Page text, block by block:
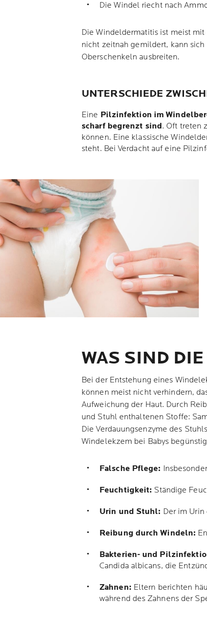
Die Windel riecht nach
Die Windeldermatitis ist meist
nicht zeitnah gemildert, kann
Oberschenkeln ausbreiten.
UNTERSCHIEDE
Eine Pilzinfektion im
scharf begrenzt sind. Oft treten
können. Eine klassische
steht. Bei Verdacht auf eine
WAS SIND
Bei der Entstehung eines
können meist nicht verhindern,
Aufweichung der Haut. Durch
und Stuhl enthaltenen Stoffe:
Die Verdauungsenzyme des
Windelekzem bei Babys
Falsche Pflege:
Feuchtigkeit: Ständige
Urin und Stuhl: Der im
Reibung durch Windeln:
Bakterien- und
Candida albicans, die
Zahnen: Eltern berichten
während des Zahnens der